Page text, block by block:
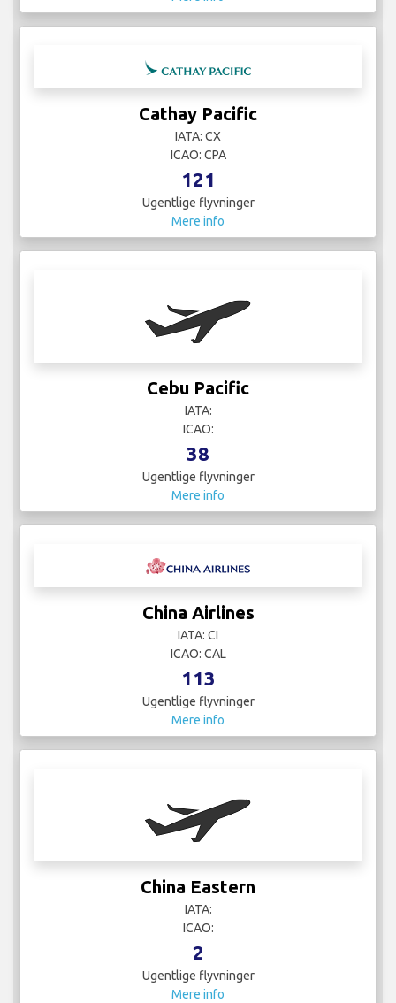
Cathay Pacific
IATA: CX
ICAO: CPA
121
Ugentlige flyvninger
Mere info
Cebu Pacific
IATA:
ICAO:
38
Ugentlige flyvninger
Mere info
China Airlines
IATA: CI
ICAO: CAL
113
Ugentlige flyvninger
Mere info
China Eastern
IATA:
ICAO:
2
Ugentlige flyvninger
Mere info